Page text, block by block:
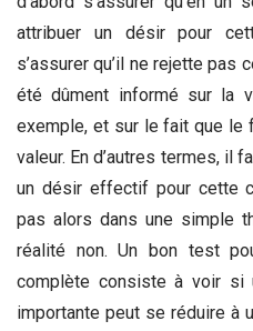
attribuer un désir pour
s’assurer qu’il ne rejette pas
été dûment informé sur la
exemple, et sur le fait que le
valeur. En d’autres termes, il
un désir effectif pour cette
pas alors dans une simple
réalité non. Un bon test
complète consiste à voir si
importante peut se réduire à